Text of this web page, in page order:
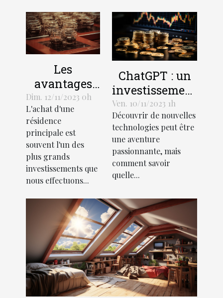
Les
avantages
économiques
de la
création
d'une SCI
pour l'achat
d'une
résidence
principale
Dim. 12/11/2023 0h
L'achat d'une
résidence
principale est
souvent l'un des
plus grands
investissements que
nous effectuons...
ChatGPT : un
investissement
rentable pour
les entreprises
Ven. 10/11/2023 1h
Découvrir de nouvelles
technologies peut être
une aventure
passionnante, mais
comment savoir
quelle...